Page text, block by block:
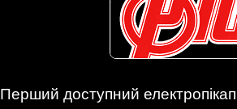
Перший доступний електропікап